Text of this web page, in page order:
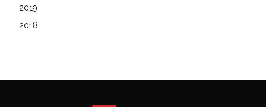
2019
2018